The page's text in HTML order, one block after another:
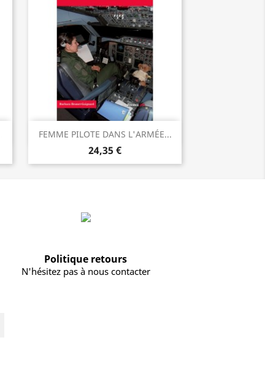
FEMME PILOTE DANS L'ARMÉE...
24,35 €
Vorschau
Politique retours
N'hésitez pas à nous contacter